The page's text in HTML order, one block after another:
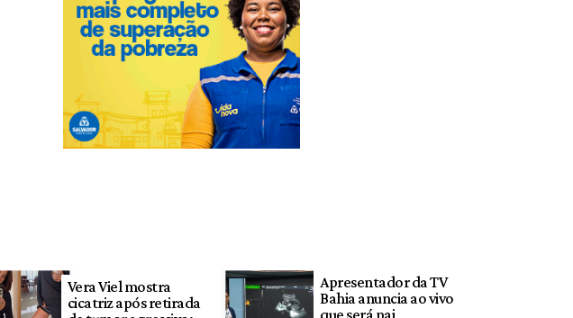
Vera Viel mostra
cicatriz após retirada
Apresentador da TV
Bahia anuncia ao vivo